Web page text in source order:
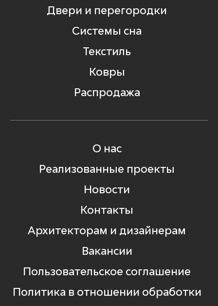
Двери и перегородки
Системы сна
Текстиль
Ковры
Распродажа
О нас
Реализованные проекты
Новости
Контакты
Архитекторам и дизайнерам
Вакансии
Пользовательское соглашение
Политика в отношении обработки